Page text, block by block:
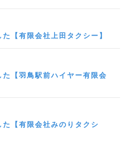
【有限会社上田タクシー】
【羽鳥駅前ハイヤー有限会
【有限会社みのりタクシ